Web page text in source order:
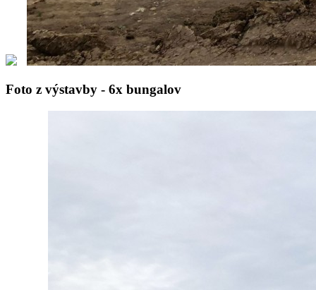
Foto z výstavby - 6x bungalov